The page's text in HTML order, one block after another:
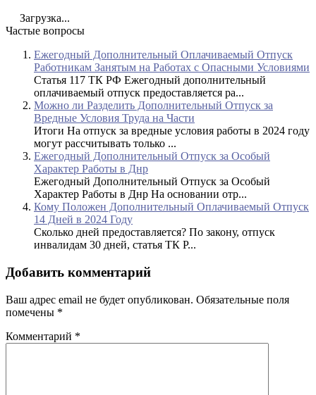
Загрузка...
Частые вопросы
Ежегодный Дополнительный Оплачиваемый Отпуск
Работникам Занятым на Работах с Опасными Условиями
Статья 117 ТК РФ Ежегодный дополнительный
оплачиваемый отпуск предоставляется ра...
Можно ли Разделить Дополнительный Отпуск за
Вредные Условия Труда на Части
Итоги На отпуск за вредные условия работы в 2024 году
могут рассчитывать только ...
Ежегодный Дополнительный Отпуск за Особый
Характер Работы в Днр
Ежегодный Дополнительный Отпуск за Особый
Характер Работы в Днр На основании отр...
Кому Положен Дополнительный Оплачиваемый Отпуск
14 Дней в 2024 Году
Сколько дней предоставляется? По закону, отпуск
инвалидам 30 дней, статья ТК Р...
Добавить комментарий
Ваш адрес email не будет опубликован. Обязательные поля
помечены *
Комментарий *